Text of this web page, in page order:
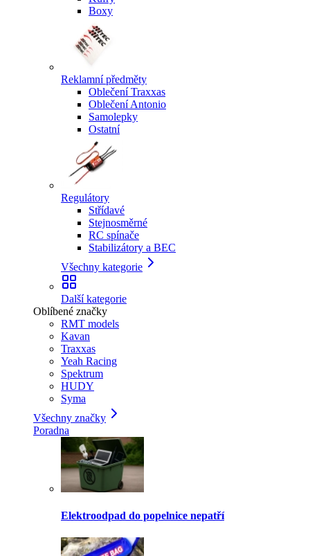
Boxy
Reklamní předměty
Oblečení Traxxas
Oblečení Antonio
Samolepky
Ostatní
Regulátory
Střídavé
Stejnosměrné
RC spínače
Stabilizátory a BEC
Všechny kategorie
Další kategorie
Oblíbené značky
RMT models
Kavan
Traxxas
Yeah Racing
Spektrum
HUDY
Syma
Všechny značky
Poradna
Elektroodpad do popelnice nepatří